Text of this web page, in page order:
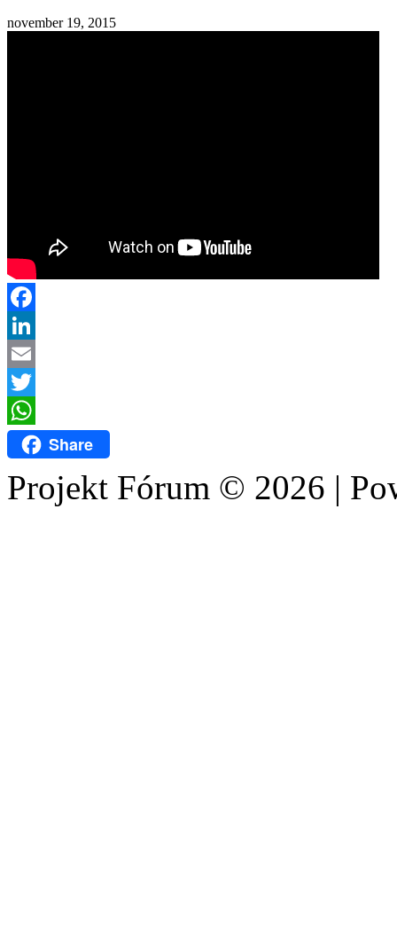
november 19, 2015
Facebook
LinkedIn
Email
Twitter
WhatsAppShare
Projekt Fórum © 2026 |